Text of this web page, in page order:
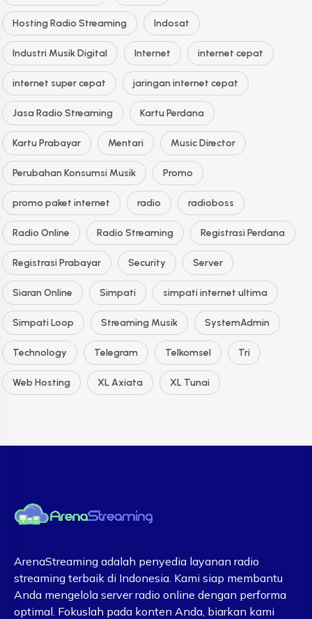
Hosting Radio Streaming Indosat
Industri Musik Digital Internet internet cepat
internet super cepat jaringan internet cepat
Jasa Radio Streaming Kartu Perdana
Kartu Prabayar Mentari Music Director
Perubahan Konsumsi Musik Promo
promo paket internet radio radioboss
Radio Online Radio Streaming Registrasi Perdana
Registrasi Prabayar Security Server
Siaran Online Simpati simpati internet ultima
Simpati Loop Streaming Musik SystemAdmin
Technology Telegram Telkomsel Tri
Web Hosting XL Axiata XL Tunai
ArenaStreaming adalah penyedia layanan radio
streaming terbaik di Indonesia. Kami siap membantu
Anda mengelola server radio online dengan performa
optimal. Fokuslah pada konten Anda, biarkan kami